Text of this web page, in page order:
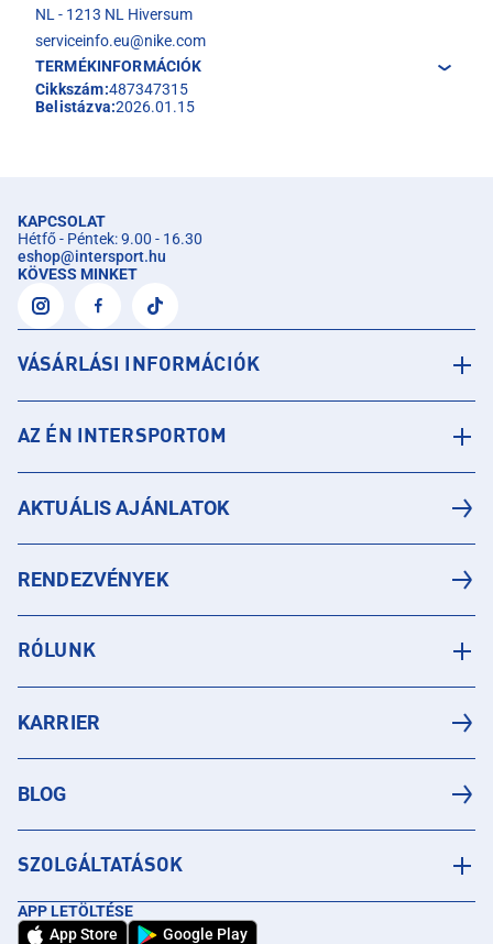
NL - 1213 NL Hiversum
serviceinfo.eu@nike.com
TERMÉKINFORMÁCIÓK
Cikkszám:487347315
Belistázva:2026.01.15
KAPCSOLAT
Hétfő - Péntek: 9.00 - 16.30
eshop@intersport.hu
KÖVESS MINKET
VÁSÁRLÁSI INFORMÁCIÓK
AZ ÉN INTERSPORTOM
AKTUÁLIS AJÁNLATOK
RENDEZVÉNYEK
RÓLUNK
KARRIER
BLOG
SZOLGÁLTATÁSOK
APP LETÖLTÉSE
App Store
Google Play